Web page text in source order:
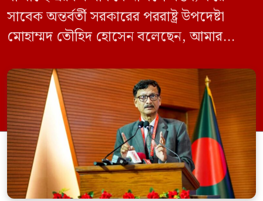
সাবেক অন্তর্বর্তী সরকারের পররাষ্ট্র উপদেষ্টা
মোহাম্মদ তৌহিদ হোসেন বলেছেন, আমার
নির্বাচনে অংশ নেবে। সম্প্রতি দেশের একটি
বেসরকারি টেলিভিশনে দেয়া সাক্ষাৎকারে তিনি
এসব কথা বলেন। আওয়ামী লীগ সরকারের সময়
হওয়া অত্যাচার-নিপীড়ন মানুষ ভুলে যাবে এমন
[…]